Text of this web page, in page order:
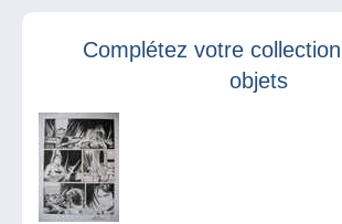
Complétez votre
objets